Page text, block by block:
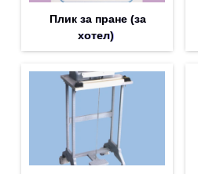
Плик за пране (за
хотел)